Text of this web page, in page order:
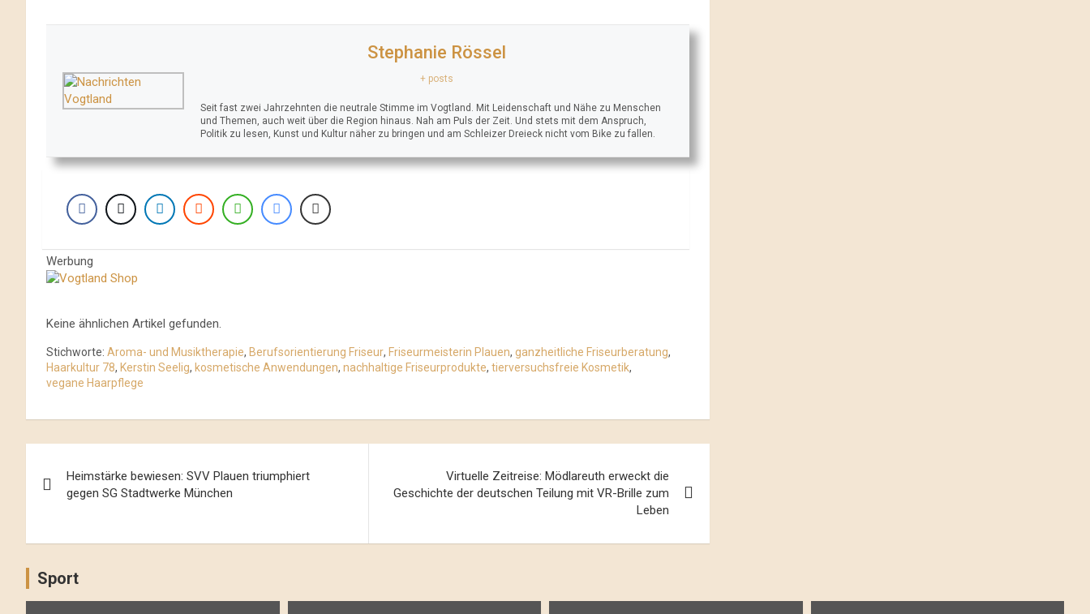
Stephanie Rössel
+ posts
Seit fast zwei Jahrzehnten die neutrale Stimme im Vogtland. Mit Leidenschaft und Nähe zu Menschen
und Themen, auch weit über die Region hinaus. Nah am Puls der Zeit. Und stets mit dem Anspruch,
Politik zu lesen, Kunst und Kultur näher zu bringen und am Schleizer Dreieck nicht vom Bike zu fallen.
Werbung
Keine ähnlichen Artikel gefunden.
Stichworte: Aroma- und Musiktherapie, Berufsorientierung Friseur, Friseurmeisterin Plauen, ganzheitliche Friseurberatung,
Haarkultur 78, Kerstin Seelig, kosmetische Anwendungen, nachhaltige Friseurprodukte, tierversuchsfreie Kosmetik,
vegane Haarpflege
Navigation
Heimstärke bewiesen: SVV Plauen triumphiert
gegen SG Stadtwerke München
Virtuelle Zeitreise: Mödlareuth erweckt die
Geschichte der deutschen Teilung mit VR-Brille zum
Leben
Sport